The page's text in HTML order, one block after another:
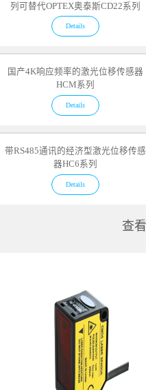
列可替代OPTEX奥泰斯CD22系列
Details
国产4K响应频率的激光位移传感器
HCM系列
Details
带RS485通讯的经济型激光位移传感
器HC6系列
Details
查